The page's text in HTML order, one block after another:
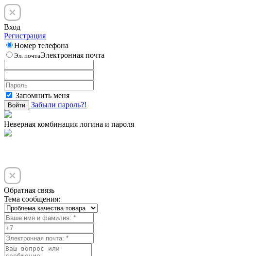
Вход
Регистрация
Номер телефона
Эл. почтаЭлектронная почта
Запомнить меня
Войти Забыли пароль?!
Неверная комбинация логина и пароля
Обратная связь
Тема сообщения: